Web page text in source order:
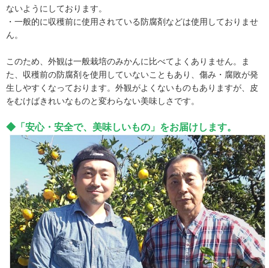
ないようにしております。
・一般的に収穫前に使用されている防腐剤などは使用しておりませ
ん。
このため、外観は一般栽培のみかんに比べてよくありません。ま
た、収穫前の防腐剤を使用していないこともあり、傷み・腐敗が発
生しやすくなっております。外観がよくないものもありますが、皮
をむけばきれいなものと変わらない美味しさです。
◆「安心・安全で、美味しいもの」をお届けします。